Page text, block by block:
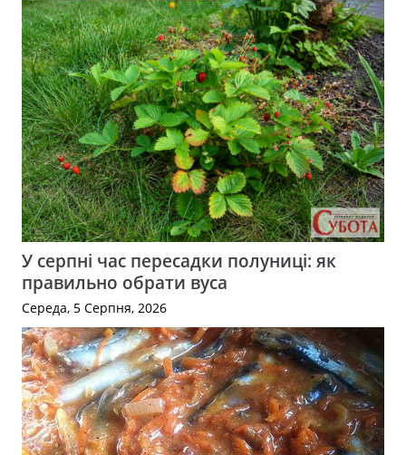
У серпні час пересадки полуниці: як
правильно обрати вуса
Середа, 5 Серпня, 2026